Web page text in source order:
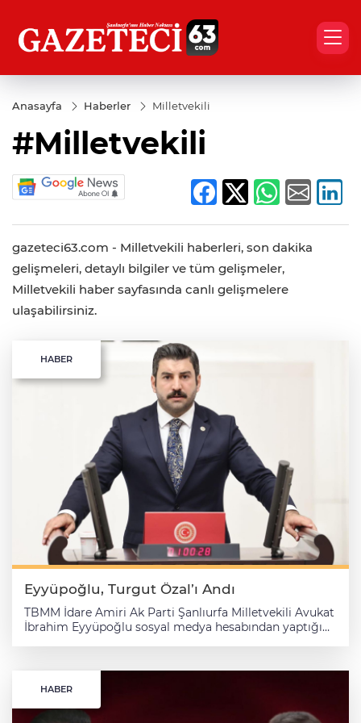
Anasayfa Haberler Milletvekili
#Milletvekili
gazeteci63.com - Milletvekili haberleri, son dakika
gelişmeleri, detaylı bilgiler ve tüm gelişmeler,
Milletvekili haber sayfasında canlı gelişmelere
ulaşabilirsiniz.
HABER
Eyyüpoğlu, Turgut Özal’ı Andı
TBMM İdare Amiri Ak Parti Şanlıurfa Milletvekili Avukat
İbrahim Eyyüpoğlu sosyal medya hesabından yaptığı
Cumhurbaşkanı, vizyoner liderliği ve ülkemize
kazandırdığı önemli hizmetlerle hafızalarda yer edinen
rahmet, minnet ve saygıyla anıyorum” dedi.
HABER